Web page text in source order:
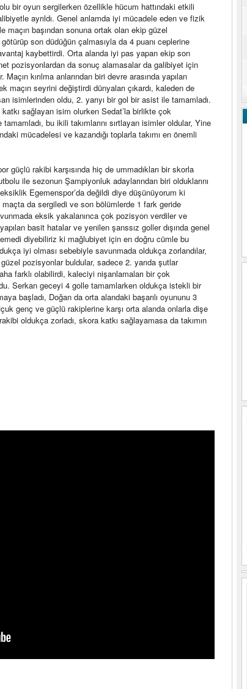
bir oyun sergilerken özellikle hücum hattındaki etkili
ayrıldı. Genel anlamda iyi mücadele eden ve fizik
maçın başından sonuna ortak olan ekip güzel
son düdüğün çalmasıyla da 4 puanı ceplerine
kaybettirdi. Orta alanda iyi pas yapan ekip son
pozisyonlardan da sonuç alamasalar da galibiyet için
kırılma anlarından biri devre arasında yapılan
seyrini değiştirdi dünyaları çıkardı, kaleden de
isimlerinden oldu, 2. yarıyı bir gol bir asist ile tamamladı.
sağlayan isim olurken Sedat’la birlikte çok
bu ikili takımlarını sırtlayan isimler oldular, Yine
mücadelesi ve kazandığı toplarla takımı en önemli
güçlü rakibi karşısında hiç de ummadıkları bir skorla
ile sezonun Şampiyonluk adaylarından biri olduklarını
Egemenspor’da değildi diye düşünüyorum ki
da sergiledi ve son bölümlerde 1 fark geride
eksik yakalanınca çok pozisyon verdiler ve
basit hatalar ve yenilen şanssız goller dışında genel
diyebiliriz ki mağlubiyet için en doğru cümle bu
iyi olması sebebiyle savunmada oldukça zorlandılar,
pozisyonlar buldular, sadece 2. yarıda şutlar
farklı olabilirdi, kaleciyi nişanlamaları bir çok
Serkan geceyi 4 golle tamamlarken oldukça istekli bir
başladı, Doğan da orta alandaki başarılı oyununu 3
genç ve güçlü rakiplerine karşı orta alanda onlarla dişe
oldukça zorladı, skora katkı sağlayamasa da takımın